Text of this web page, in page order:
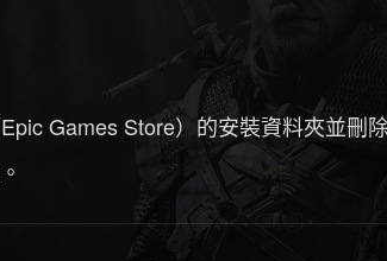
Games Store）的安裝資料夾並刪